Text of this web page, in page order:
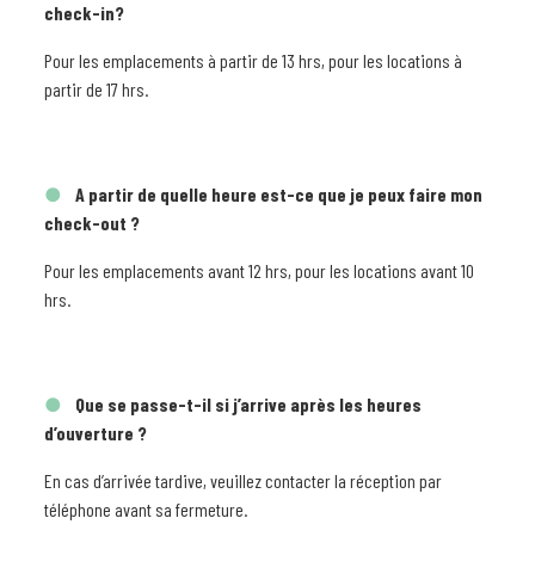
check-in?
Pour les emplacements à partir de 13 hrs, pour les locations à
partir de 17 hrs.
A partir de quelle heure est-ce que je peux faire mon
check-out ?
Pour les emplacements avant 12 hrs, pour les locations avant 10
hrs.
Que se passe-t-il si j’arrive après les heures
d’ouverture ?
En cas d’arrivée tardive, veuillez contacter la réception par
téléphone avant sa fermeture.